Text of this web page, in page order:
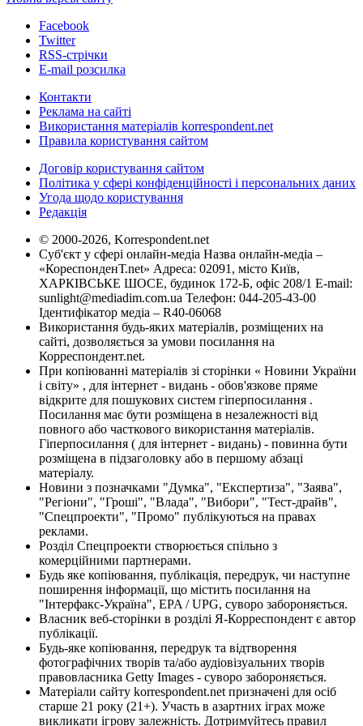
Facebook
Twitter
RSS-стрічки
E-mail розсилка
Контакти
Реклама на сайті
Використання матеріалів korrespondent.net
Правила користування сайтом
Договір користування сайтом
Політика у сфері конфіденційності і персональних даних
Угода щодо користування
Редакція
© 2000-2026, Korrespondent.net
Суб'єкт у сфері онлайн-медіа Назва онлайн-медіа –
«КореспонденТ.net» Адреса: 02091, місто Київ,
ХАРКІВСЬКЕ ШОСЕ, будинок 172-Б, офіс 208/1 E-mail:
sunlight@mediadim.com.ua Телефон: 044-205-43-00
Ідентифікатор медіа – R40-06068
Використання будь-яких матеріалів, розміщених на
сайті, дозволяється за умови посилання на
Корреспондент.net.
При копіюванні матеріалів зі сторінки « Новини України
і світу» , для інтернет - видань - обов'язкове пряме
відкрите для пошукових систем гіперпосилання .
Посилання має бути розміщена в незалежності від
повного або часткового використання матеріалів.
Гіперпосилання ( для інтернет - видань) - повинна бути
розміщена в підзаголовку або в першому абзаці
матеріалу.
Новини з позначками "Думка", "Експертиза", "Заява",
"Регіони", "Гроші", "Влада", "Вибори", "Тест-драйв",
"Спецпроекти", "Промо" публікуються на правах
реклами.
Розділ Спецпроекти створюється спільно з
комерційними партнерами.
Будь яке копіювання, публікація, передрук, чи наступне
поширення інформації, що містить посилання на
"Інтерфакс-Україна", EPA / UPG, суворо забороняється.
Власник веб-сторінки в розділі Я-Корреспондент є автор
публікації.
Будь-яке копіювання, передрук та відтворення
фотографічних творів та/або аудіовізуальних творів
правовласника Getty Images - суворо забороняється.
Матеріали сайту korrespondent.net призначені для осіб
старше 21 року (21+). Участь в азартних іграх може
викликати ігрову залежність. Дотримуйтесь правил